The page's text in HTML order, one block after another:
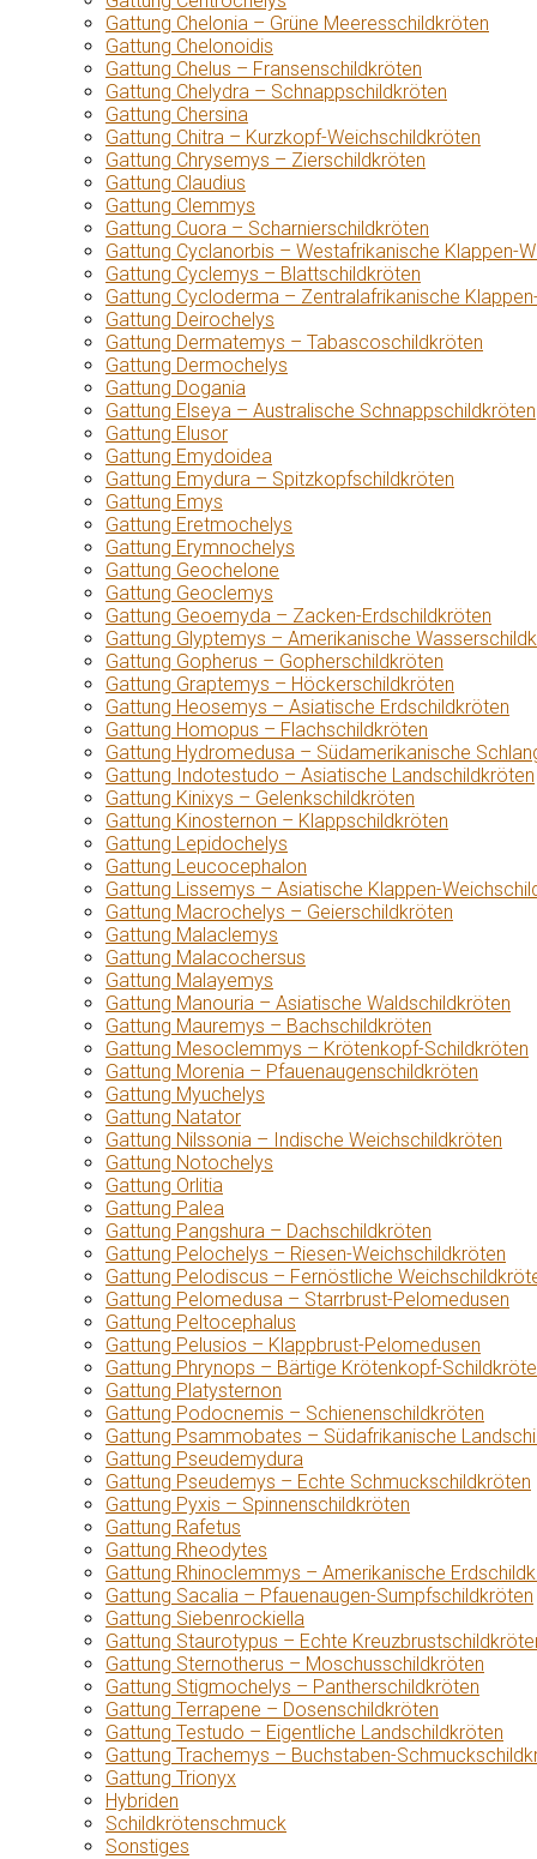
Gattung Chelonia – Grüne Meeresschildkröten
Gattung Chelonoidis
Gattung Chelus – Fransenschildkröten
Gattung Chelydra – Schnappschildkröten
Gattung Chersina
Gattung Chitra – Kurzkopf-Weichschildkröten
Gattung Chrysemys – Zierschildkröten
Gattung Claudius
Gattung Clemmys
Gattung Cuora – Scharnierschildkröten
Gattung Cyclanorbis – Westafrikanische Klappen-
Gattung Cyclemys – Blattschildkröten
Gattung Cycloderma – Zentralafrikanische
Gattung Deirochelys
Gattung Dermatemys – Tabascoschildkröten
Gattung Dermochelys
Gattung Dogania
Gattung Elseya – Australische Schnappschildkröten
Gattung Elusor
Gattung Emydoidea
Gattung Emydura – Spitzkopfschildkröten
Gattung Emys
Gattung Eretmochelys
Gattung Erymnochelys
Gattung Geochelone
Gattung Geoclemys
Gattung Geoemyda – Zacken-Erdschildkröten
Gattung Glyptemys – Amerikanische
Gattung Gopherus – Gopherschildkröten
Gattung Graptemys – Höckerschildkröten
Gattung Heosemys – Asiatische Erdschildkröten
Gattung Homopus – Flachschildkröten
Gattung Hydromedusa – Südamerikanische
Gattung Indotestudo – Asiatische Landschildkröten
Gattung Kinixys – Gelenkschildkröten
Gattung Kinosternon – Klappschildkröten
Gattung Lepidochelys
Gattung Leucocephalon
Gattung Lissemys – Asiatische Klappen-
Gattung Macrochelys – Geierschildkröten
Gattung Malaclemys
Gattung Malacochersus
Gattung Malayemys
Gattung Manouria – Asiatische Waldschildkröten
Gattung Mauremys – Bachschildkröten
Gattung Mesoclemmys – Krötenkopf-Schildkröten
Gattung Morenia – Pfauenaugenschildkröten
Gattung Myuchelys
Gattung Natator
Gattung Nilssonia – Indische Weichschildkröten
Gattung Notochelys
Gattung Orlitia
Gattung Palea
Gattung Pangshura – Dachschildkröten
Gattung Pelochelys – Riesen-Weichschildkröten
Gattung Pelodiscus – Fernöstliche
Gattung Pelomedusa – Starrbrust-Pelomedusen
Gattung Peltocephalus
Gattung Pelusios – Klappbrust-Pelomedusen
Gattung Phrynops – Bärtige Krötenkopf-
Gattung Platysternon
Gattung Podocnemis – Schienenschildkröten
Gattung Psammobates – Südafrikanische
Gattung Pseudemydura
Gattung Pseudemys – Echte Schmuckschildkröten
Gattung Pyxis – Spinnenschildkröten
Gattung Rafetus
Gattung Rheodytes
Gattung Rhinoclemmys – Amerikanische
Gattung Sacalia – Pfauenaugen-Sumpfschildkröten
Gattung Siebenrockiella
Gattung Staurotypus – Echte
Gattung Sternotherus – Moschusschildkröten
Gattung Stigmochelys – Pantherschildkröten
Gattung Terrapene – Dosenschildkröten
Gattung Testudo – Eigentliche Landschildkröten
Gattung Trachemys – Buchstaben-
Gattung Trionyx
Hybriden
Schildkrötenschmuck
Sonstiges